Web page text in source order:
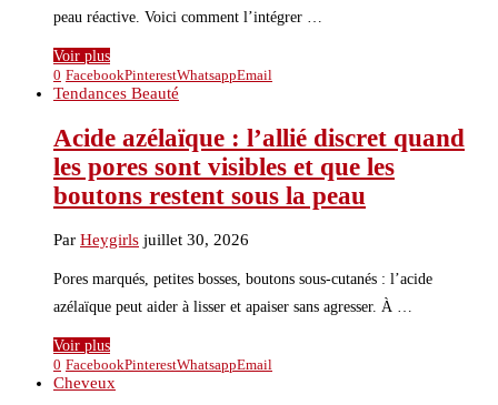
peau réactive. Voici comment l’intégrer …
Voir plus
0 FacebookPinterestWhatsappEmail
Tendances Beauté
Acide azélaïque : l’allié discret quand
les pores sont visibles et que les
boutons restent sous la peau
Par Heygirls juillet 30, 2026
Pores marqués, petites bosses, boutons sous-cutanés : l’acide
azélaïque peut aider à lisser et apaiser sans agresser. À …
Voir plus
0 FacebookPinterestWhatsappEmail
Cheveux